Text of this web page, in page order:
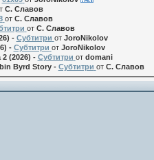
С. Славов
от С. Славов
от С. Славов
- Субтитри от JoroNikolov
- Субтитри от JoroNikolov
2 (2026) - Субтитри от domani
Byrd Story - Субтитри от С. Славов